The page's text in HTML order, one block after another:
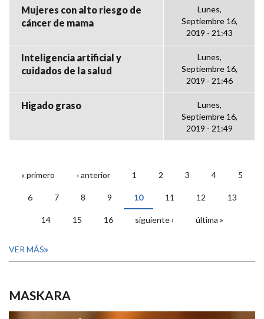
Mujeres con alto riesgo de
cáncer de mama
Lunes,
Septiembre 16,
2019 - 21:43
Inteligencia artificial y
cuidados de la salud
Lunes,
Septiembre 16,
2019 - 21:46
Higado graso
Lunes,
Septiembre 16,
2019 - 21:49
PÁGINAS
« primero ‹ anterior 1 2 3 4 5
6 7 8 9 10 11 12 13
14 15 16 siguiente › última »
VER MÁS
MASKARA